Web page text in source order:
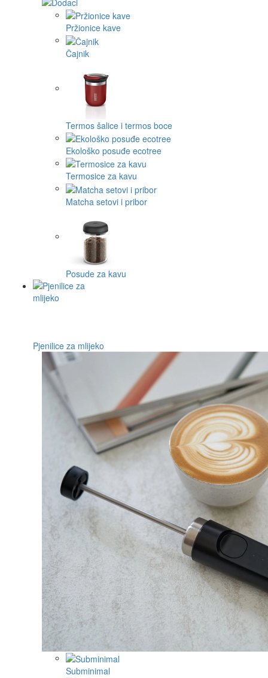
Pržionice kave
Čajnik
Termos šalice i termos boce
Ekološko posuđe ecotree
Termosice za kavu
Matcha setovi i pribor
Posude za kavu
Pjenilice za mlijeko
Subminimal